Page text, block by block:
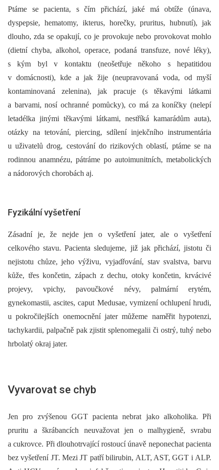
Ptáme se pacienta, s čím přichází, jaké má obtíže (únava,
dyspepsie, hematomy, ikterus, horečky, pruritus, hubnutí), jak
dlouho, zda se opakují, co je provokuje nebo provokovat mohlo
(dietní chyba, alkohol, operace, podaná transfuze, nové léky),
s kým byl v kontaktu (neošetřuje někoho s hepatitidou
v domácnosti), kde a jak žije (neupravovaná voda, od myší
kontaminovaná zelenina), jak pracuje (s těkavými látkami
a barvami, nosí ochranné pomůcky), co má za koníčky (nelepí
letadélka jinými těkavými látkami, nestříká kamarádům auta),
otázky na tetování, piercing, sdílení injekčního instrumentária
u uživatelů drog, cestování do rizikových oblastí, ptáme se na
rodinnou anamnézu, pátráme po autoimunitních, metabolických
a nádorových chorobách aj.
Fyzikální vyšetření
Zásadní je, že nejde jen o vyšetření jater, ale o vyšetření
celkového stavu. Pacienta sledujeme, již jak přichází, jistotu či
nejistotu chůze, jeho výživu, vyjadřování, stav svalstva, barvu
kůže, třes končetin, zápach z dechu, otoky končetin, krvácivé
projevy, vpichy, pavoučkové névy, palmární erytém,
gynekomastii, ascites, caput Medusae, vymizení ochlupení hrudi,
u pokročilejších onemocnění jater můžeme naměřit hypotenzi,
tachykardii, palpačně pak zjistit splenomegalii či ostrý, tuhý nebo
hrbolatý okraj jater.
Vyvarovat se chyb
Jen pro zvýšenou GGT pacienta nebrat jako alkoholika. Při
pruritu a škrábancích neuvažovat jen o malhygieně, svrabu
a cukrovce. Při dlouhotrvající rostoucí únavě neponechat pacienta
bez vyšetření JT. Mezi JT patří bilirubin, ALT, AST, GGT i ALP.